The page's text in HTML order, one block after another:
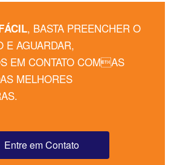
, BASTA PREENCHER O
E AGUARDAR,
EM CONTATO COMAS
MELHORES
Entre em Contato